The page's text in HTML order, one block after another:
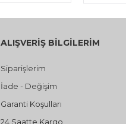
ALIŞVERİŞ BİLGİLERİM
Siparişlerim
İade - Değişim
Garanti Koşulları
24 Saatte Kargo